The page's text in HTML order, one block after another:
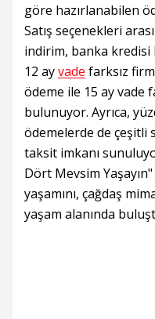
göre hazırlanabilen
Satış seçenekleri
indirim, banka kredisi
12 ayvade farksız
ödeme ile 15 ay vade
bulunuyor. Ayrıca,
ödemelerde de çeşitli
taksit imkanı
Dört Mevsim
yaşamını, çağdaş
yaşam alanında